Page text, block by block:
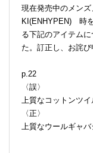
現在発売中のメン
KI(ENHYPEN) 時
る下記のアイテム
た。訂正し、お詫び
p.22
〈誤〉
上質なコットンツ
〈正〉
上質なウールギャバ